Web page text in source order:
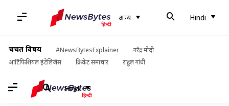
अन्य Hindi
चर्चित विषय #NewsBytesExplainer
नरेंद्र मोदी
आर्टिफिशियल इंटेलिजेंस
क्रिकेट समाचार राहुल गांधी
Hindi